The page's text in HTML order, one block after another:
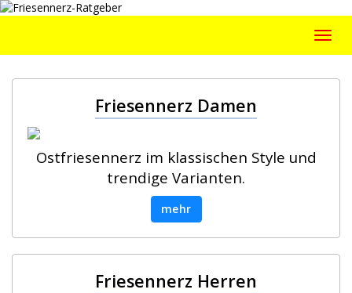
Skip
content
Friesennerz Damen
Ostfriesennerz im klassischen Style und
trendige Varianten.
mehr
Friesennerz Herren